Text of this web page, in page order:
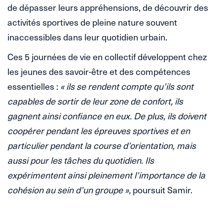
de dépasser leurs appréhensions, de découvrir des
activités sportives de pleine nature souvent
inaccessibles dans leur quotidien urbain.
Ces 5 journées de vie en collectif développent chez
les jeunes des savoir-être et des compétences
essentielles : « ils se rendent compte qu’ils sont
capables de sortir de leur zone de confort, ils
gagnent ainsi confiance en eux. De plus, ils doivent
coopérer pendant les épreuves sportives et en
particulier pendant la course d’orientation, mais
aussi pour les tâches du quotidien. Ils
expérimentent ainsi pleinement l’importance de la
cohésion au sein d’un groupe »,poursuit Samir.